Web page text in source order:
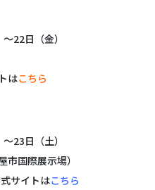
22日（金）
はこちら
23日（土）
国際展示場）
サイトはこちら